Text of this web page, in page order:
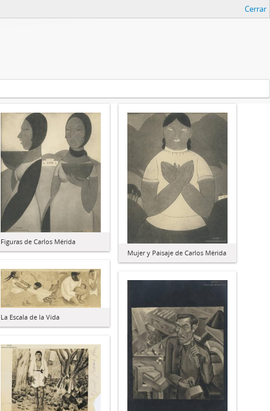
Cerrar
Figuras de Carlos Mérida
Mujer y Paisaje de Carlos Mérida
La Escala de la Vida